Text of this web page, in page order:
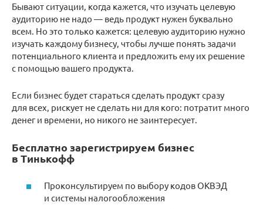
Бывают ситуации, когда кажется, что изучать целевую
аудиторию не надо — ведь продукт нужен буквально
всем. Но это только кажется: целевую аудиторию нужно
изучать каждому бизнесу, чтобы лучше понять задачи
потенциального клиента и предложить ему их решение
с помощью вашего продукта.
Если бизнес будет стараться сделать продукт сразу
для всех, рискует не сделать ни для кого: потратит много
денег и времени, но никого не заинтересует.
Бесплатно зарегистрируем бизнес
в Тинькофф
Проконсультируем по выбору кодов ОКВЭД
и системы налогообложения